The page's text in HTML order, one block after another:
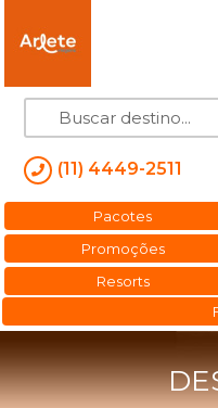
(11) 4449-2511
Pacotes
Promoções
Resorts